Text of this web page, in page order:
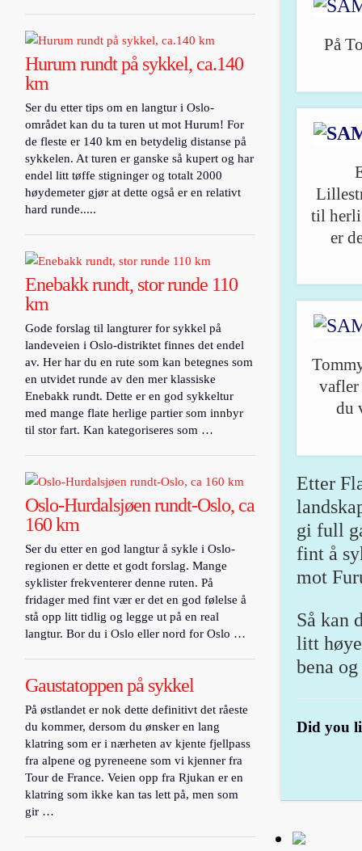
På
til
er
vafler
du
Etter
gi full
fint å
mot
Så kan
litt
bena
Did you
Hurum rundt på sykkel, ca.140
km
Ser du etter tips om en langtur i Oslo-
området kan du ta turen ut mot Hurum! For
de fleste er 140 km en betydelig distanse på
sykkelen. At turen er ganske så kupert og har
endel litt tøffe stigninger og totalt 2000
høydemeter gjør at dette også er en relativt
hard runde.....
Enebakk rundt, stor runde 110
km
Gode forslag til langturer for sykkel på
landeveien i Oslo-distriktet finnes det endel
av. Her har du en rute som kan betegnes som
en utvidet runde av den mer klassiske
Enebakk rundt. Dette er en god sykkeltur
med mange flate herlige partier som innbyr
til stor fart. Kan kategoriseres som …
Oslo-Hurdalsjøen rundt-Oslo, ca
160 km
Ser du etter en god langtur å sykle i Oslo-
regionen er dette et godt forslag. Mange
syklister frekventerer denne ruten. På
fridager med fint vær er det en god følelse å
stå opp litt tidlig og legge ut på en real
langtur. Bor du i Oslo eller nord for Oslo …
Gaustatoppen på sykkel
På østlandet er nok dette definitivt det råeste
du kommer, dersom du ønsker en lang
klatring som er i nærheten av kjente fjellpass
fra alpene og pyreneene som vi kjenner fra
Tour de France. Veien opp fra Rjukan er en
klatring som ikke kan tas lett på, men som
gir …